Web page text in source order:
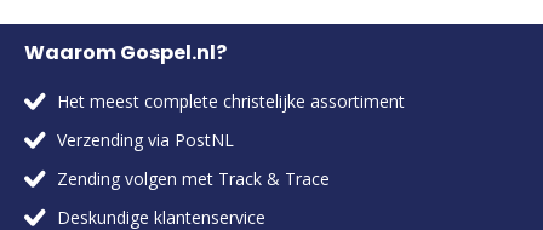
Waarom Gospel.nl?
Het meest complete christelijke assortiment
Verzending via PostNL
Zending volgen met Track & Trace
Deskundige klantenservice